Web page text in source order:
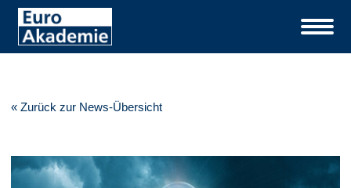
« Zurück zur News-Übersicht